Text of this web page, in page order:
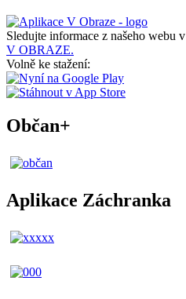
Sledujte informace z našeho webu v
V OBRAZE.
Volně ke stažení:
Občan+
Aplikace Záchranka